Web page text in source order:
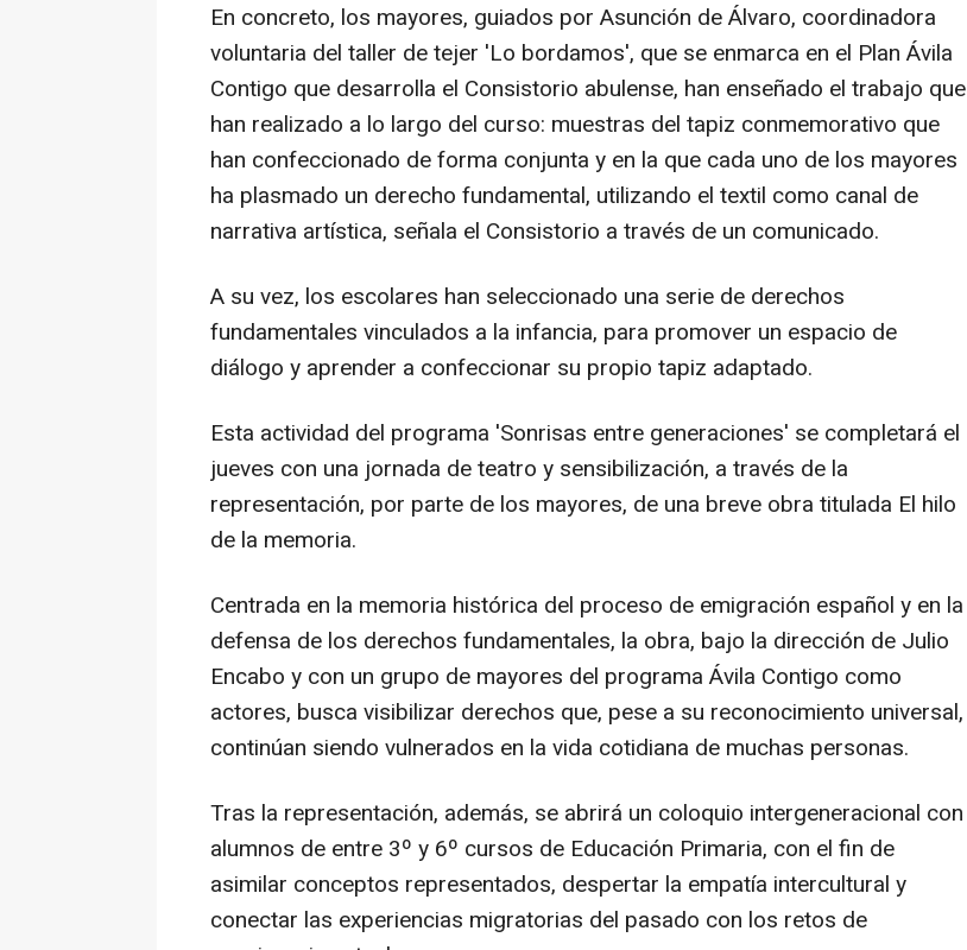
En concreto, los mayores, guiados por Asunción de Álvaro, coordinadora
voluntaria del taller de tejer 'Lo bordamos', que se enmarca en el Plan Ávila
Contigo que desarrolla el Consistorio abulense, han enseñado el trabajo que
han realizado a lo largo del curso: muestras del tapiz conmemorativo que
han confeccionado de forma conjunta y en la que cada uno de los mayores
ha plasmado un derecho fundamental, utilizando el textil como canal de
narrativa artística, señala el Consistorio a través de un comunicado.
A su vez, los escolares han seleccionado una serie de derechos
fundamentales vinculados a la infancia, para promover un espacio de
diálogo y aprender a confeccionar su propio tapiz adaptado.
Esta actividad del programa 'Sonrisas entre generaciones' se completará el
jueves con una jornada de teatro y sensibilización, a través de la
representación, por parte de los mayores, de una breve obra titulada El hilo
de la memoria.
Centrada en la memoria histórica del proceso de emigración español y en la
defensa de los derechos fundamentales, la obra, bajo la dirección de Julio
Encabo y con un grupo de mayores del programa Ávila Contigo como
actores, busca visibilizar derechos que, pese a su reconocimiento universal,
continúan siendo vulnerados en la vida cotidiana de muchas personas.
Tras la representación, además, se abrirá un coloquio intergeneracional con
alumnos de entre 3º y 6º cursos de Educación Primaria, con el fin de
asimilar conceptos representados, despertar la empatía intercultural y
conectar las experiencias migratorias del pasado con los retos de